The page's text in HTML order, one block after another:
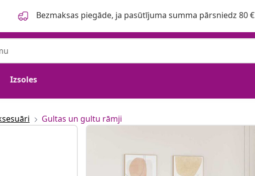
Bezmaksas piegāde, ja pasūtījuma summa pārsniedz 80 €
Izsoles
Gultas un gultu rāmji